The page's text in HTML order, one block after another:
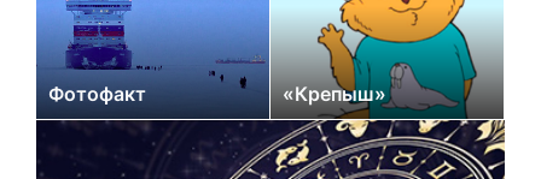
Фотофакт «Крепыш»